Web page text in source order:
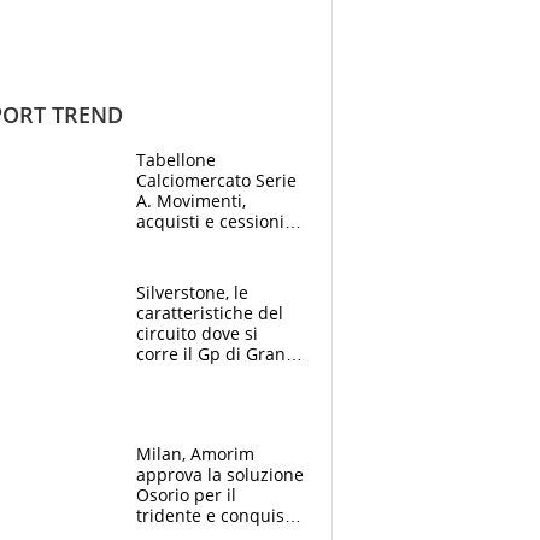
TREND
Tabellone
Calciomercato Serie
A. Movimenti,
acquisti e cessioni:
Silverstone, le
caratteristiche del
circuito dove si
corre il Gp di Gran
Milan, Amorim
approva la soluzione
Osorio per il
tridente e conquista